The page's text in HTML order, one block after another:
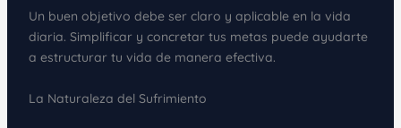
Un buen objetivo debe ser claro y aplicable en la vida
diaria. Simplificar y concretar tus metas puede ayudarte
a estructurar tu vida de manera efectiva.
La Naturaleza del Sufrimiento